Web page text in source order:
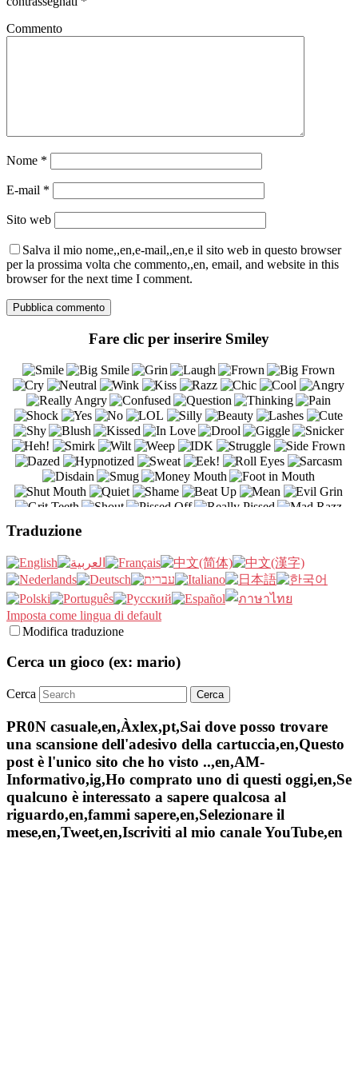
Commento
Nome *
E-mail *
Sito web
Salva il mio nome,,en,e-mail,,en,e il sito web in questo browser
per la prossima volta che commento,,en, email, and website in this
browser for the next time I comment.
Fare clic per inserire Smiley
Traduzione
Imposta come lingua di default
Modifica traduzione
Cerca un gioco (ex: mario)
Cerca
PR0N casuale,en,Àxlex,pt,Sai dove posso trovare
una scansione dell'adesivo della cartuccia,en,Questo
post è l'unico sito che ho visto ..,en,AM-
Informativo,ig,Ho comprato uno di questi oggi,en,Se
qualcuno è interessato a sapere qualcosa al
riguardo,en,fammi sapere,en,Selezionare il
mese,en,Tweet,en,Iscriviti al mio canale YouTube,en